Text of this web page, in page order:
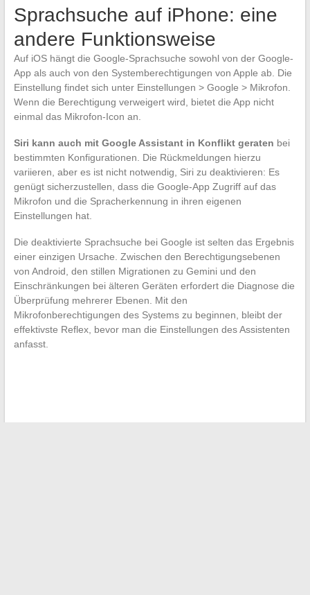
Sprachsuche auf iPhone: eine
andere Funktionsweise
Auf iOS hängt die Google-Sprachsuche sowohl von der Google-
App als auch von den Systemberechtigungen von Apple ab. Die
Einstellung findet sich unter Einstellungen > Google > Mikrofon.
Wenn die Berechtigung verweigert wird, bietet die App nicht
einmal das Mikrofon-Icon an.
Siri kann auch mit Google Assistant in Konflikt geraten bei
bestimmten Konfigurationen. Die Rückmeldungen hierzu
variieren, aber es ist nicht notwendig, Siri zu deaktivieren: Es
genügt sicherzustellen, dass die Google-App Zugriff auf das
Mikrofon und die Spracherkennung in ihren eigenen
Einstellungen hat.
Die deaktivierte Sprachsuche bei Google ist selten das Ergebnis
einer einzigen Ursache. Zwischen den Berechtigungsebenen
von Android, den stillen Migrationen zu Gemini und den
Einschränkungen bei älteren Geräten erfordert die Diagnose die
Überprüfung mehrerer Ebenen. Mit den
Mikrofonberechtigungen des Systems zu beginnen, bleibt der
effektivste Reflex, bevor man die Einstellungen des Assistenten
anfasst.